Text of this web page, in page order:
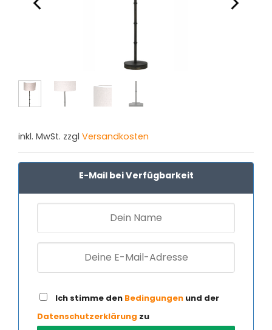
inkl. MwSt. zzgl Versandkosten
E-Mail bei Verfügbarkeit
Ich stimme den Bedingungen und der
Datenschutzerklärung zu